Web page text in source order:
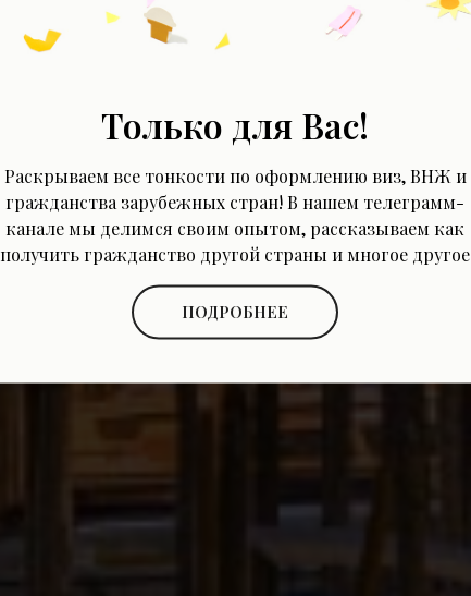
Италия
Получить консультацию
Только для Вас!
Раскрываем все тонкости по оформлению виз, ВНЖ и
гражданства зарубежных стран! В нашем телеграмм-
канале мы делимся своим опытом, рассказываем как
получить гражданство другой страны и многое другое
ПОДРОБНЕЕ